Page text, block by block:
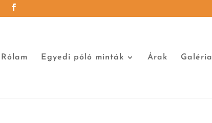
Rólam Egyedi póló minták Árak Galéria